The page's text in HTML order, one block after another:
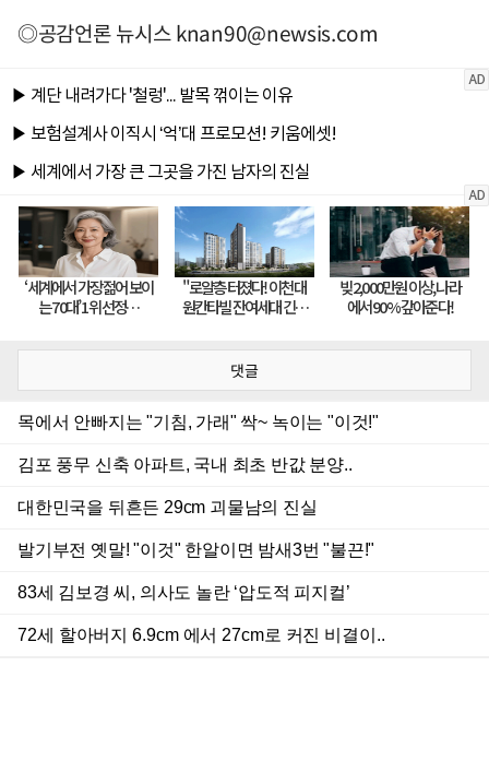
◎공감언론 뉴시스knan90@newsis.com
댓글